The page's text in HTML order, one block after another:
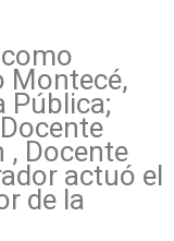
Montecé,
Pública;
, Docente
actuó el
de la